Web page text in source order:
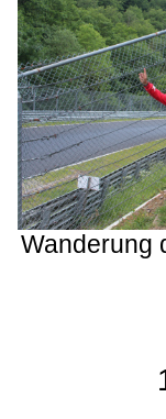
Wanderung